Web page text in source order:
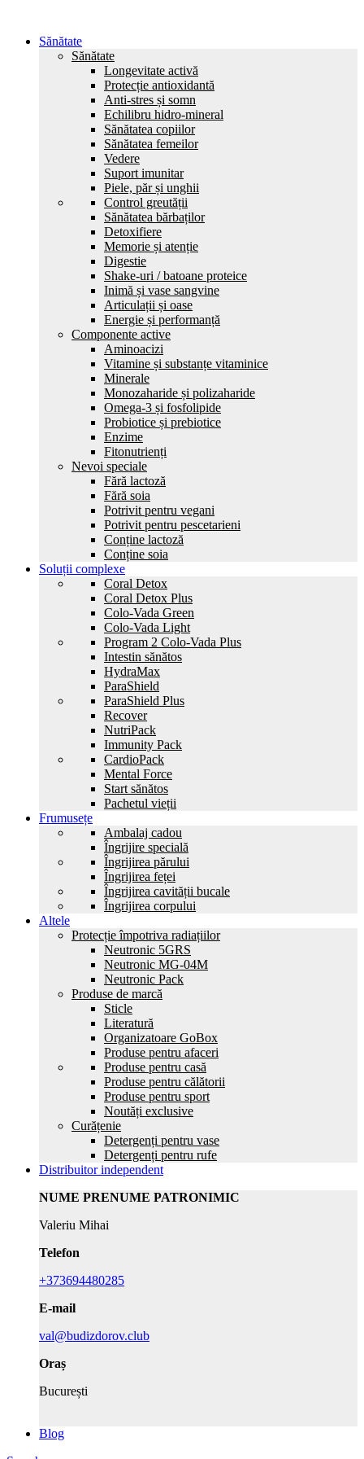
Sănătate
Sănătate
Longevitate activă
Protecție antioxidantă
Anti-stres și somn
Echilibru hidro-mineral
Sănătatea copiilor
Sănătatea femeilor
Vedere
Suport imunitar
Piele, păr și unghii
Control greutății
Sănătatea bărbaților
Detoxifiere
Memorie și atenție
Digestie
Shake-uri / batoane proteice
Inimă și vase sangvine
Articulații și oase
Energie și performanță
Componente active
Aminoacizi
Vitamine și substanțe vitaminice
Minerale
Monozaharide și polizaharide
Omega-3 și fosfolipide
Probiotice și prebiotice
Enzime
Fitonutrienți
Nevoi speciale
Fără lactoză
Fără soia
Potrivit pentru vegani
Potrivit pentru pescetarieni
Conține lactoză
Conține soia
Soluții complexe
Coral Detox
Coral Detox Plus
Colo-Vada Green
Colo-Vada Light
Program 2 Colo-Vada Plus
Intestin sănătos
HydrаMax
ParaShield
ParaShield Plus
Recover
NutriPack
Immunity Pack
CardioPack
Mental Force
Start sănătos
Pachetul vieții
Frumusețe
Ambalaj cadou
Îngrijire specială
Îngrijirea părului
Îngrijirea feței
Îngrijirea cavității bucale
Îngrijirea corpului
Altele
Protecție împotriva radiațiilor
Neutronic 5GRS
Neutronic MG-04M
Neutronic Pack
Produse de marcă
Sticle
Literatură
Organizatoare GoBox
Produse pentru afaceri
Produse pentru casă
Produse pentru călătorii
Produse pentru sport
Noutăți exclusive
Curățenie
Detergenți pentru vase
Detergenți pentru rufe
Distribuitor independent
NUME PRENUME PATRONIMIC
Valeriu Mihai
Telefon
+373694480285
E-mail
val@budizdorov.club
Oraș
București
Blog